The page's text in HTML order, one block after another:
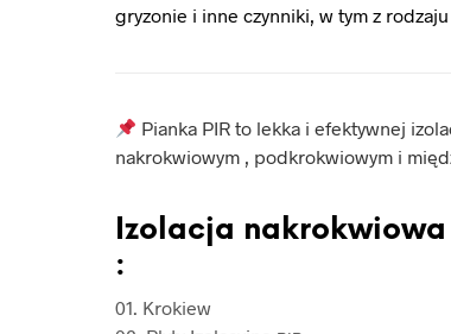
gryzonie i inne czynniki, w tym z
Pianka PIR to lekka i efektywnej
nakrokwiowym , podkrokwiowym i
Izolacja nakrokwiowa
:
01. Krokiew